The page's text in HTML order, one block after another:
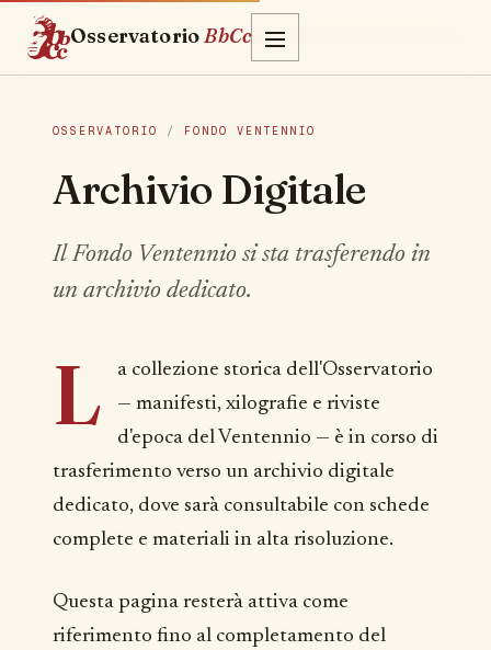
OsservatorioBbCc
OSSERVATORIO / FONDO VENTENNIO
Archivio Digitale
Il Fondo Ventennio si sta trasferendo in
un archivio dedicato.
L
a collezione storica dell'Osservatorio
— manifesti, xilografie e riviste
d'epoca del Ventennio — è in corso di
trasferimento verso un archivio digitale
dedicato, dove sarà consultabile con schede
complete e materiali in alta risoluzione.
Questa pagina resterà attiva come
riferimento fino al completamento del